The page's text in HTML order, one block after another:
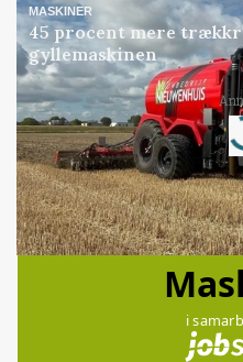
MASKINER
45 procent mere
gyllemaskinen
Jobs
i